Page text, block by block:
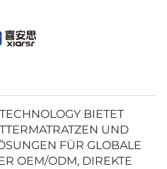
BIETET
UND
FÜR GLOBALE
OEM/ODM, DIREKTE